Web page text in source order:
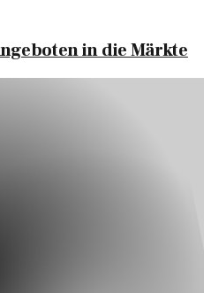
in die Märkte